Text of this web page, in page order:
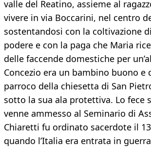
valle del Reatino, assieme al
vivere in via Boccarini, nel centro
sostentandosi con la coltivazione
podere e con la paga che Maria
delle faccende domestiche per
Concezio era un bambino buono e
parroco della chiesetta di San
sotto la sua ala protettiva. Lo fece
venne ammesso al Seminario di
Chiaretti fu ordinato sacerdote il
quando l’Italia era entrata in